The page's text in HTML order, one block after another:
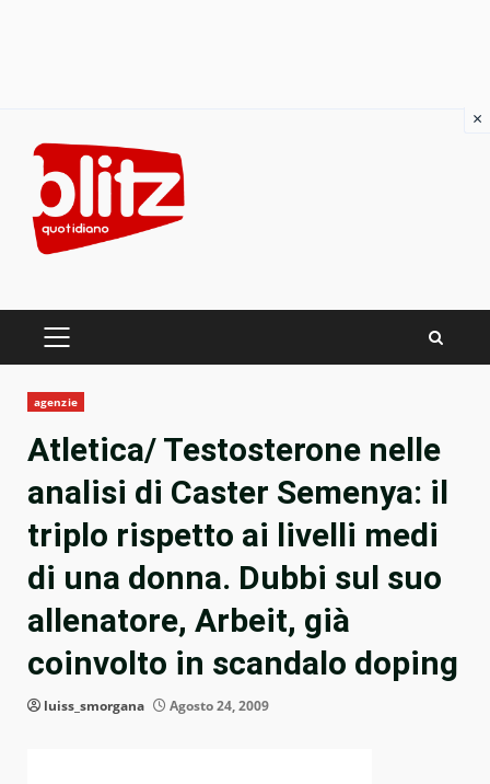
content
PRIMARY
agenzie
Atletica/ Testosterone nelle
analisi di Caster Semenya: il
triplo rispetto ai livelli medi
di una donna. Dubbi sul suo
allenatore, Arbeit, già
coinvolto in scandalo doping
luiss_smorgana Agosto 24, 2009
×